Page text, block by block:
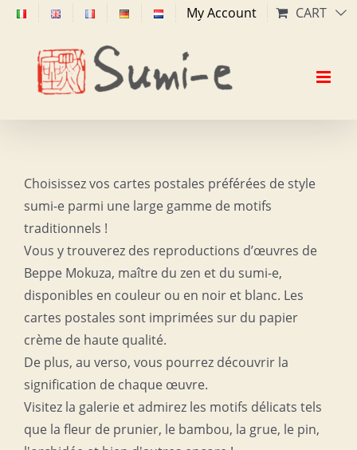
Skip
content
My Account CART
Choisissez vos cartes postales préférées de style
sumi-e parmi une large gamme de motifs
traditionnels !
Vous y trouverez des reproductions d’œuvres de
Beppe Mokuza, maître du zen et du sumi-e,
disponibles en couleur ou en noir et blanc. Les
cartes postales sont imprimées sur du papier
crème de haute qualité.
De plus, au verso, vous pourrez découvrir la
signification de chaque œuvre.
Visitez la galerie et admirez les motifs délicats tels
que la fleur de prunier, le bambou, la grue, le pin,